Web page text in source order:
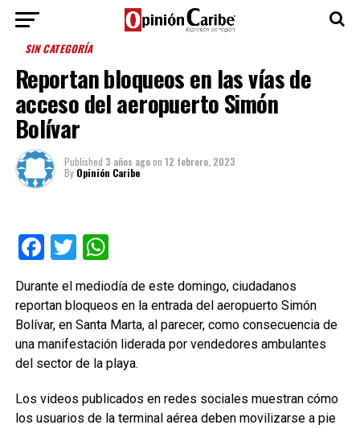
SIN CATEGORÍA
Reportan bloqueos en las vías de
acceso del aeropuerto Simón
Bolívar
Published 3 años agoon 12 febrero, 2023
By Opinión Caribe
Facebook
TwitterWhatsApp
Durante el mediodía de este domingo, ciudadanos
reportan bloqueos en la entrada del aeropuerto Simón
Bolívar, en Santa Marta, al parecer, como consecuencia de
una manifestación liderada por vendedores ambulantes
del sector de la playa.
Los videos publicados en redes sociales muestran cómo
los usuarios de la terminal aérea deben movilizarse a pie